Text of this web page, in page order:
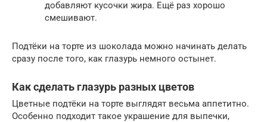
добавляют кусочки жира. Ещё раз хорошо
смешивают.
Подтёки на торте из шоколада можно начинать делать
сразу после того, как глазурь немного остынет.
Как сделать глазурь разных цветов
Цветные подтёки на торте выглядят весьма аппетитно.
Особенно подходит такое украшение для выпечки,